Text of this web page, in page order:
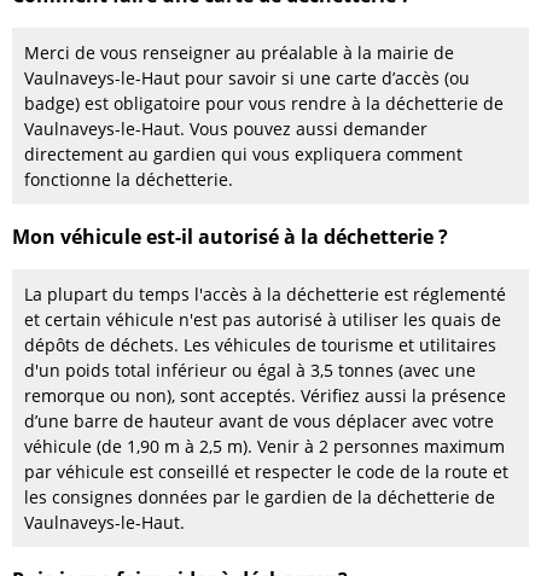
Merci de vous renseigner au préalable à la mairie de
Vaulnaveys-le-Haut pour savoir si une carte d’accès (ou
badge) est obligatoire pour vous rendre à la déchetterie de
Vaulnaveys-le-Haut. Vous pouvez aussi demander
directement au gardien qui vous expliquera comment
fonctionne la déchetterie.
Mon véhicule est-il autorisé à la déchetterie ?
La plupart du temps l'accès à la déchetterie est réglementé
et certain véhicule n'est pas autorisé à utiliser les quais de
dépôts de déchets. Les véhicules de tourisme et utilitaires
d'un poids total inférieur ou égal à 3,5 tonnes (avec une
remorque ou non), sont acceptés. Vérifiez aussi la présence
d’une barre de hauteur avant de vous déplacer avec votre
véhicule (de 1,90 m à 2,5 m). Venir à 2 personnes maximum
par véhicule est conseillé et respecter le code de la route et
les consignes données par le gardien de la déchetterie de
Vaulnaveys-le-Haut.